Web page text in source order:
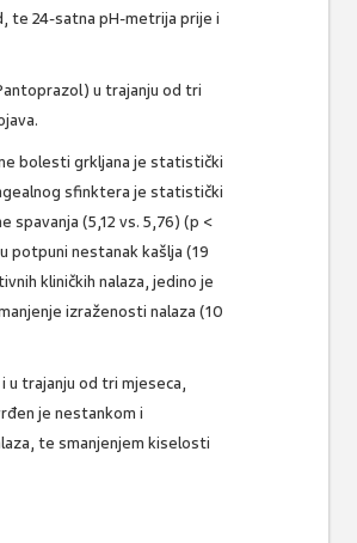
te 24-satna pH-metrija prije i
u trajanju od tri
bolesti grkljana je statistički
sfinktera je statistički
spavanja (5,12 vs. 5,76) (p <
potpuni nestanak kašlja (19
kliničkih nalaza, jedino je
izraženosti nalaza (10
u trajanju od tri mjeseca,
je nestankom i
te smanjenjem kiselosti